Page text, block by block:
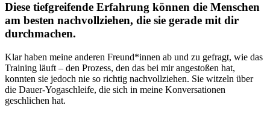
Diese tiefgreifende Erfahrung können die Menschen
am besten nachvollziehen, die sie gerade mit dir
durchmachen.
Klar haben meine anderen Freund*innen ab und zu gefragt, wie das
Training läuft – den Prozess, den das bei mir angestoßen hat,
konnten sie jedoch nie so richtig nachvollziehen. Sie witzeln über
die Dauer-Yogaschleife, die sich in meine Konversationen
geschlichen hat.